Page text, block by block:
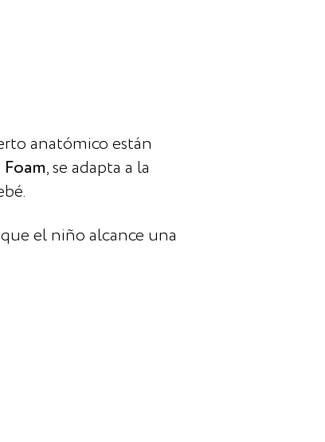
anatómico están
, se adapta a la
el niño alcance una